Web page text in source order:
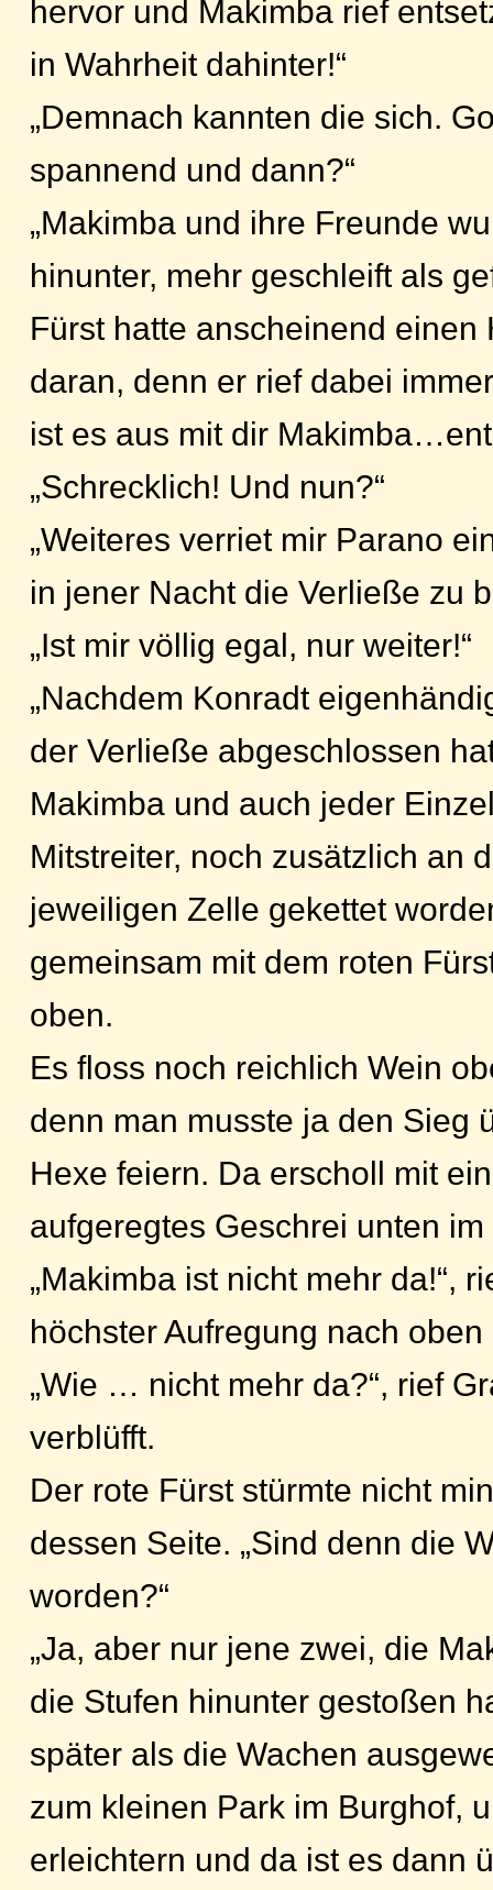
hervor und Makimba rief
in Wahrheit dahinter!“
„Demnach kannten die sich.
spannend und dann?“
„Makimba und ihre Freunde
hinunter, mehr geschleift als
Fürst hatte anscheinend einen
daran, denn er rief dabei
ist es aus mit dir
„Schrecklich! Und nun?“
„Weiteres verriet mir Parano
in jener Nacht die Verließe zu
„Ist mir völlig egal, nur weiter!“
„Nachdem Konradt
der Verließe abgeschlossen
Makimba und auch jeder
Mitstreiter, noch zusätzlich an
jeweiligen Zelle gekettet
gemeinsam mit dem roten
oben.
Es floss noch reichlich Wein
denn man musste ja den Sieg
Hexe feiern. Da erscholl mit
aufgeregtes Geschrei unten
„Makimba ist nicht mehr da!“,
höchster Aufregung nach oben
„Wie … nicht mehr da?“, rief
verblüfft.
Der rote Fürst stürmte nicht
dessen Seite. „Sind denn die
worden?“
„Ja, aber nur jene zwei, die
die Stufen hinunter gestoßen
später als die Wachen
zum kleinen Park im Burghof,
erleichtern und da ist es dann